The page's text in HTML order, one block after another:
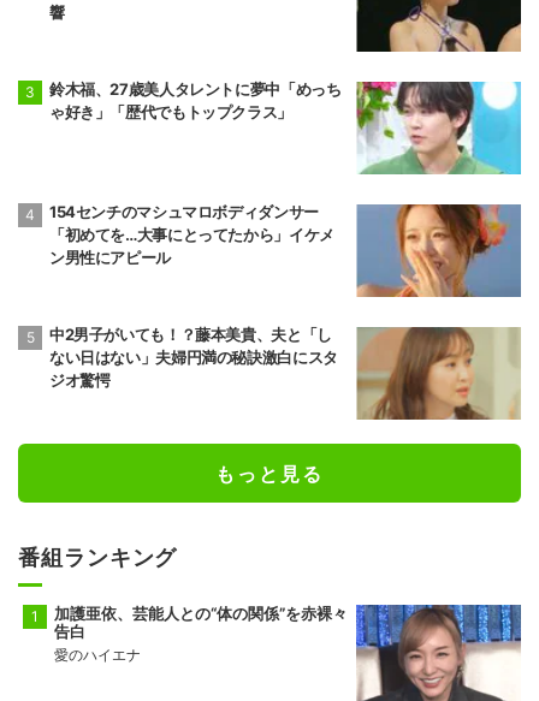
響
鈴木福、27歳美人タレントに夢中「めっち
ゃ好き」「歴代でもトップクラス」
154センチのマシュマロボディダンサー
「初めてを…大事にとってたから」イケメ
ン男性にアピール
中2男子がいても！？藤本美貴、夫と「し
ない日はない」夫婦円満の秘訣激白にスタ
ジオ驚愕
もっと見る
番組ランキング
加護亜依、芸能人との“体の関係”を赤裸々
告白
愛のハイエナ